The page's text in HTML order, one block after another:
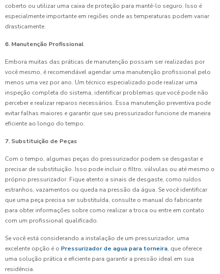
coberto ou utilizar uma caixa de proteção para mantê-lo seguro. Isso é
especialmente importante em regiões onde as temperaturas podem variar
drasticamente.
6. Manutenção Profissional
Embora muitas das práticas de manutenção possam ser realizadas por
você mesmo, é recomendável agendar uma manutenção profissional pelo
menos uma vez por ano. Um técnico especializado pode realizar uma
inspeção completa do sistema, identificar problemas que você pode não
perceber e realizar reparos necessários. Essa manutenção preventiva pode
evitar falhas maiores e garantir que seu pressurizador funcione de maneira
eficiente ao longo do tempo.
7. Substituição de Peças
Com o tempo, algumas peças do pressurizador podem se desgastar e
precisar de substituição. Isso pode incluir o filtro, válvulas ou até mesmo o
próprio pressurizador. Fique atento a sinais de desgaste, como ruídos
estranhos, vazamentos ou queda na pressão da água. Se você identificar
que uma peça precisa ser substituída, consulte o manual do fabricante
para obter informações sobre como realizar a troca ou entre em contato
com um profissional qualificado.
Se você está considerando a instalação de um pressurizador, uma
excelente opção é o Pressurizador de agua para torneira, que oferece
uma solução prática e eficiente para garantir a pressão ideal em sua
residência.